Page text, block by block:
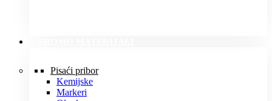
Pisaći pribor
Kemijske
Markeri